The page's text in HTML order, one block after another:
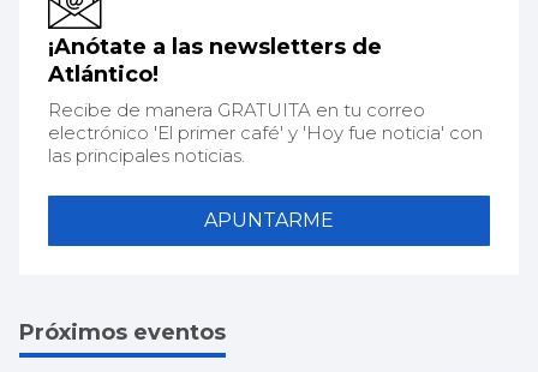
¡Anótate a las newsletters de
Atlántico!
Recibe de manera GRATUITA en tu correo
electrónico 'El primer café' y 'Hoy fue noticia' con
las principales noticias.
APUNTARME
Próximos eventos